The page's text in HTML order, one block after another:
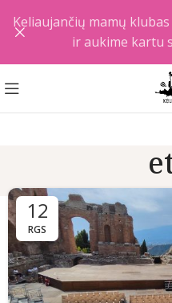
12
RGS
Keliaujančių mamų
ir aukime kartu